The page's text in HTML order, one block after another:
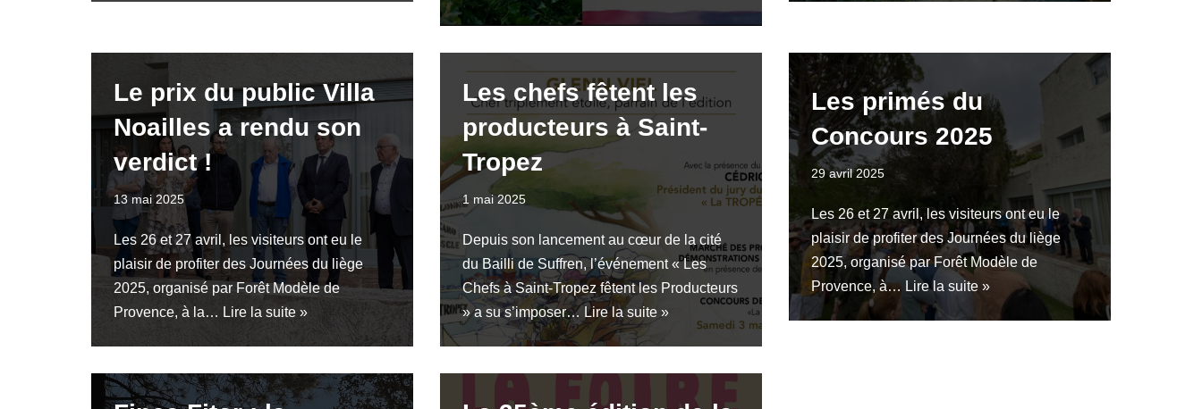
Le prix du public Villa
Noailles a rendu son
verdict !
13 mai 2025
Les 26 et 27 avril, les visiteurs ont eu le
plaisir de profiter des Journées du liège
2025, organisé par Forêt Modèle de
Provence, à la… Lire la suite »
Les chefs fêtent les
producteurs à Saint-
Tropez
1 mai 2025
Depuis son lancement au cœur de la cité
du Bailli de Suffren, l’événement « Les
Chefs à Saint-Tropez fêtent les Producteurs
» a su s’imposer… Lire la suite »
Les primés du
Concours 2025
29 avril 2025
Les 26 et 27 avril, les visiteurs ont eu le
plaisir de profiter des Journées du liège
2025, organisé par Forêt Modèle de
Provence, à… Lire la suite »